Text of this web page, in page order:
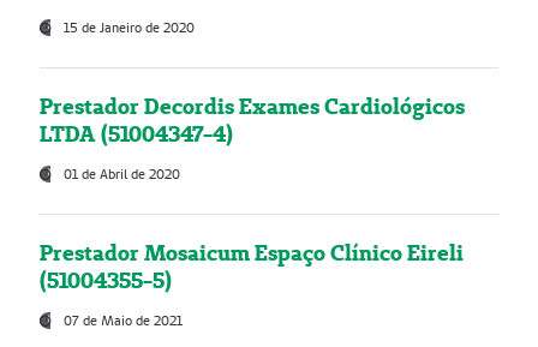
15 de Janeiro de 2020
Prestador Decordis Exames Cardiológicos
LTDA (51004347-4)
01 de Abril de 2020
Prestador Mosaicum Espaço Clínico Eireli
(51004355-5)
07 de Maio de 2021